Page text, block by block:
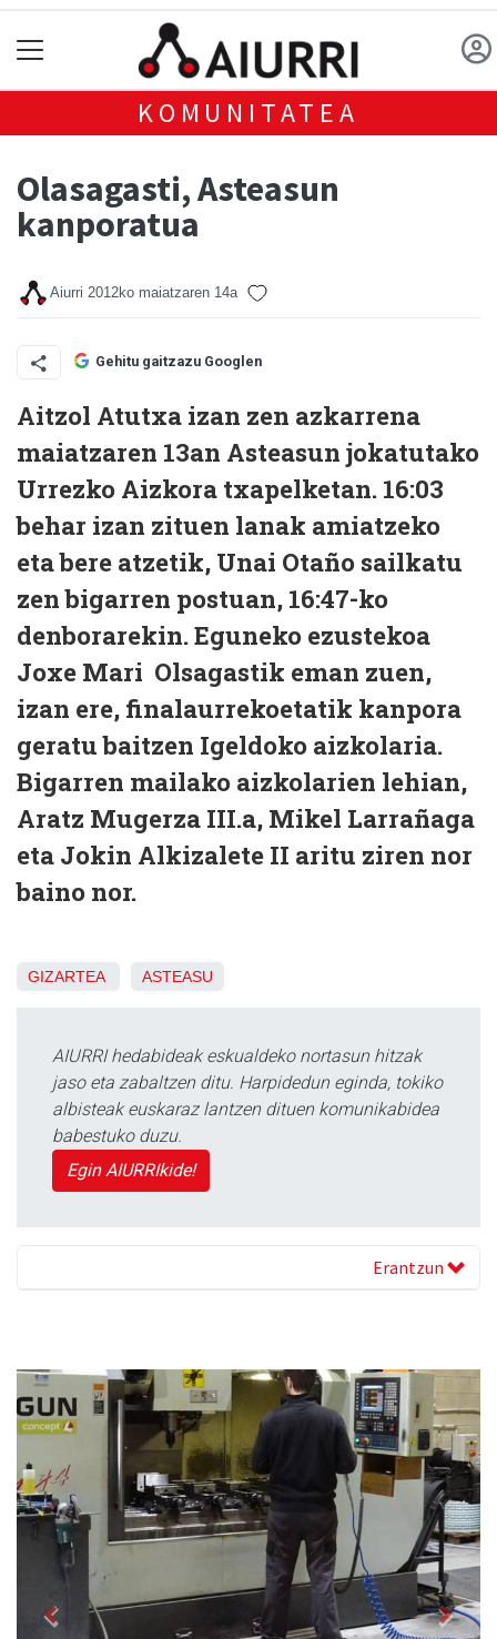
KOMUNITATEA
Olasagasti, Asteasun
kanporatua
Aiurri 2012ko maiatzaren 14a
Gehitu gaitzazu Googlen
Aitzol Atutxa izan zen azkarrena
maiatzaren 13an Asteasun jokatutako
Urrezko Aizkora txapelketan. 16:03
behar izan zituen lanak amiatzeko
eta bere atzetik, Unai Otaño sailkatu
zen bigarren postuan, 16:47-ko
denborarekin. Eguneko ezustekoa
Joxe Mari Olsagastik eman zuen,
izan ere, finalaurrekoetatik kanpora
geratu baitzen Igeldoko aizkolaria.
Bigarren mailako aizkolarien lehian,
Aratz Mugerza III.a, Mikel Larrañaga
eta Jokin Alkizalete II aritu ziren nor
baino nor.
GIZARTEA ASTEASU
AIURRI hedabideak eskualdeko nortasun hitzak
jaso eta zabaltzen ditu. Harpidedun eginda, tokiko
albisteak euskaraz lantzen dituen komunikabidea
babestuko duzu.
Egin AIURRIkide!
Erantzun
Previous Next